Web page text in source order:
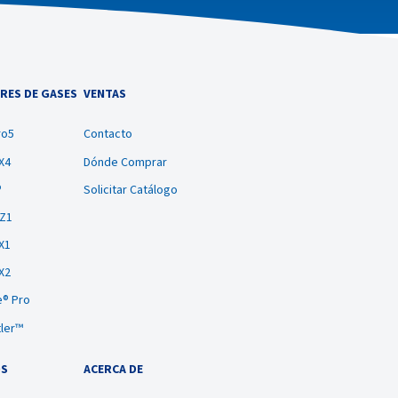
DE GASES
Pro
VENTAS
Contacto
Dónde Comprar
Solicitar Catálogo
ACERCA DE